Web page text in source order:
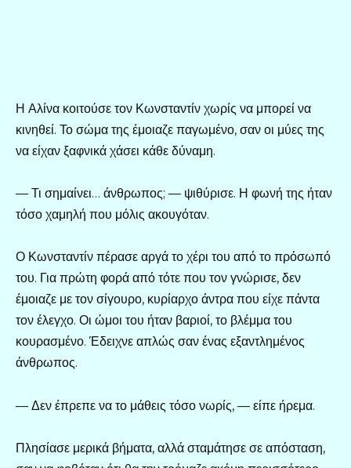
Η Αλίνα κοιτούσε τον Κωνσταντίν χωρίς να μπορεί να
κινηθεί. Το σώμα της έμοιαζε παγωμένο, σαν οι μύες της
να είχαν ξαφνικά χάσει κάθε δύναμη.
— Τι σημαίνει… άνθρωπος; — ψιθύρισε. Η φωνή της ήταν
τόσο χαμηλή που μόλις ακουγόταν.
Ο Κωνσταντίν πέρασε αργά το χέρι του από το πρόσωπό
του. Για πρώτη φορά από τότε που τον γνώρισε, δεν
έμοιαζε με τον σίγουρο, κυρίαρχο άντρα που είχε πάντα
τον έλεγχο. Οι ώμοι του ήταν βαριοί, το βλέμμα του
κουρασμένο. Έδειχνε απλώς σαν ένας εξαντλημένος
άνθρωπος.
— Δεν έπρεπε να το μάθεις τόσο νωρίς, — είπε ήρεμα.
Πλησίασε μερικά βήματα, αλλά σταμάτησε σε απόσταση,